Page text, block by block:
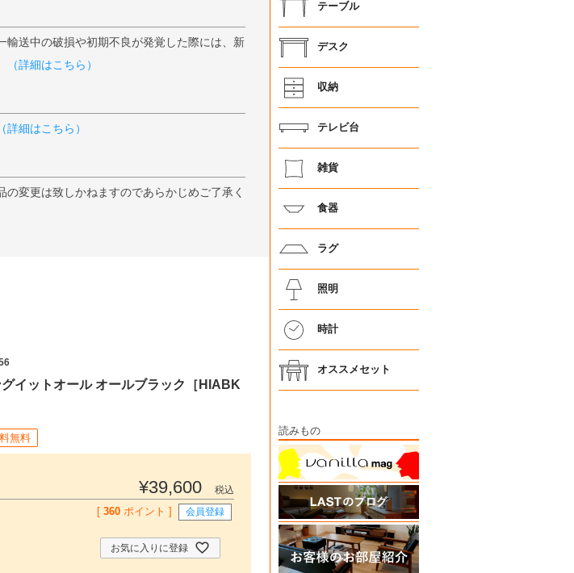
送中の破損や初期不良が発覚した際には、新
（詳細はこちら）
（詳細はこちら）
変更は致しかねますのであらかじめご了承く
イットオール オールブラック［HIABK
無料
¥39,600
税込
[360 ポイント ] 会員登録
お気に入りに登録
テーブル
デスク
収納
テレビ台
雑貨
食器
ラグ
照明
時計
オススメセット
読みもの